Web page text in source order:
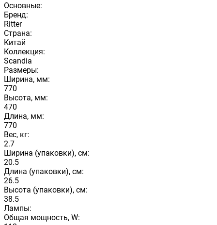
Основные:
Бренд:
Ritter
Страна:
Китай
Коллекция:
Scandia
Размеры:
Ширина, мм:
770
Высота, мм:
470
Длина, мм:
770
Вес, кг:
2.7
Ширина (упаковки), см:
20.5
Длина (упаковки), см:
26.5
Высота (упаковки), см:
38.5
Лампы:
Общая мощность, W: